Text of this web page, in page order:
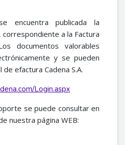
encuentra publicada la
a la Factura
documentos valorables
y se pueden
efactura Cadena S.A.
Login.aspx
se puede consultar en
nuestra página WEB: